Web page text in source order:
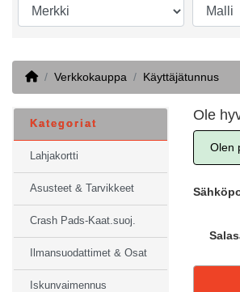
HomeVerkkokauppa Käyttäjätunnus
Ole
Olen
Kategoriat
Lahjakortti
Asusteet & Tarvikkeet
Crash Pads-Kaat.suoj.
Ilmansuodattimet & Osat
Iskunvaimennus